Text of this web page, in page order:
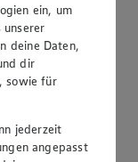
ein, um
deine Daten,
dir
sowie für
jederzeit
angepasst